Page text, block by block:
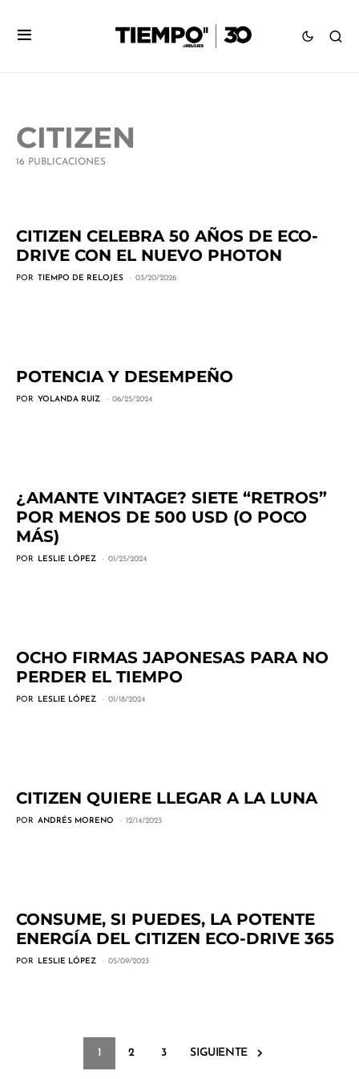
CITIZEN
16 PUBLICACIONES
CITIZEN CELEBRA 50 AÑOS DE ECO-
DRIVE CON EL NUEVO PHOTON
POR TIEMPO DE RELOJES 03/20/2026
POTENCIA Y DESEMPEÑO
POR YOLANDA RUIZ 06/25/2024
¿AMANTE VINTAGE? SIETE “RETROS”
POR MENOS DE 500 USD (O POCO
MÁS)
POR LESLIE LÓPEZ 01/25/2024
OCHO FIRMAS JAPONESAS PARA NO
PERDER EL TIEMPO
POR LESLIE LÓPEZ 01/18/2024
CITIZEN QUIERE LLEGAR A LA LUNA
POR ANDRÉS MORENO 12/14/2023
CONSUME, SI PUEDES, LA POTENTE
ENERGÍA DEL CITIZEN ECO-DRIVE 365
POR LESLIE LÓPEZ 05/09/2023
1 2 3 SIGUIENTE